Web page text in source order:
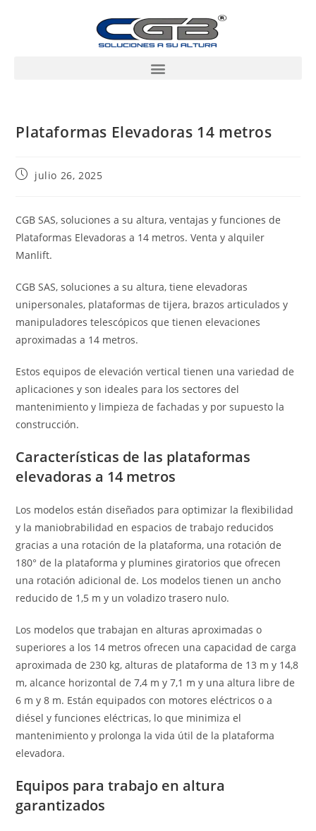
Plataformas Elevadoras 14 metros
julio 26, 2025
CGB SAS, soluciones a su altura, ventajas y funciones de
Plataformas Elevadoras a 14 metros. Venta y alquiler
Manlift.
CGB SAS, soluciones a su altura, tiene elevadoras
unipersonales, plataformas de tijera, brazos articulados y
manipuladores telescópicos que tienen elevaciones
aproximadas a 14 metros.
Estos equipos de elevación vertical tienen una variedad de
aplicaciones y son ideales para los sectores del
mantenimiento y limpieza de fachadas y por supuesto la
construcción.
Características de las plataformas
elevadoras a 14 metros
Los modelos están diseñados para optimizar la flexibilidad
y la maniobrabilidad en espacios de trabajo reducidos
gracias a una rotación de la plataforma, una rotación de
180° de la plataforma y plumines giratorios que ofrecen
una rotación adicional de. Los modelos tienen un ancho
reducido de 1,5 m y un voladizo trasero nulo.
Los modelos que trabajan en alturas aproximadas o
superiores a los 14 metros ofrecen una capacidad de carga
aproximada de 230 kg, alturas de plataforma de 13 m y 14,8
m, alcance horizontal de 7,4 m y 7,1 m y una altura libre de
6 m y 8 m. Están equipados con motores eléctricos o a
diésel y funciones eléctricas, lo que minimiza el
mantenimiento y prolonga la vida útil de la plataforma
elevadora.
Equipos para trabajo en altura
garantizados